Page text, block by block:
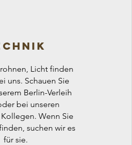
Licht finden
uns. Schauen Sie
Berlin-Verleih
bei unseren
Wenn Sie
suchen wir es
für sie.